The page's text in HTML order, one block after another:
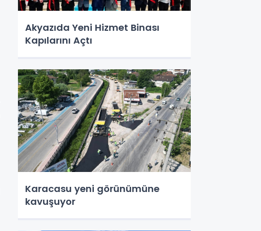
Akyazıda Yeni Hizmet Binası
Kapılarını Açtı
Karacasu yeni görünümüne
kavuşuyor